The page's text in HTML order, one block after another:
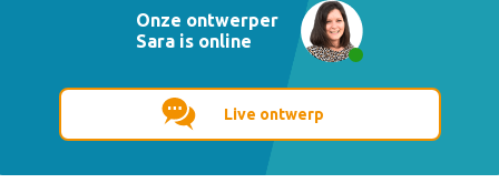
Onze ontwerper
Sara is online
Live ontwerp